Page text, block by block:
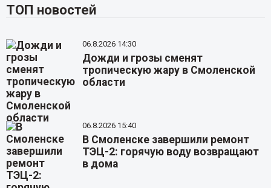
ТОП новостей
06.8.2026 14:30
Дожди и грозы сменят
тропическую жару в Смоленской
области
06.8.2026 15:40
В Смоленске завершили ремонт
ТЭЦ-2: горячую воду возвращают
в дома